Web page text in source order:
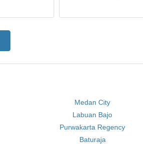
Medan City
Labuan Bajo
Purwakarta Regency
Baturaja